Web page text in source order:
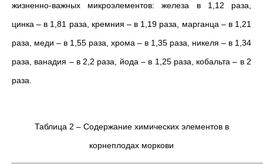
жизненно-важных микроэлементов: железа в 1,12 раза,
цинка – в 1,81 раза, кремния – в 1,19 раза, марганца – в 1,21
раза, меди – в 1,55 раза, хрома – в 1,35 раза, никеля – в 1,34
раза, ванадия – в 2,2 раза, йода – в 1,25 раза, кобальта – в 2
раза.
Таблица 2 – Содержание химических элементов в
корнеплодах моркови